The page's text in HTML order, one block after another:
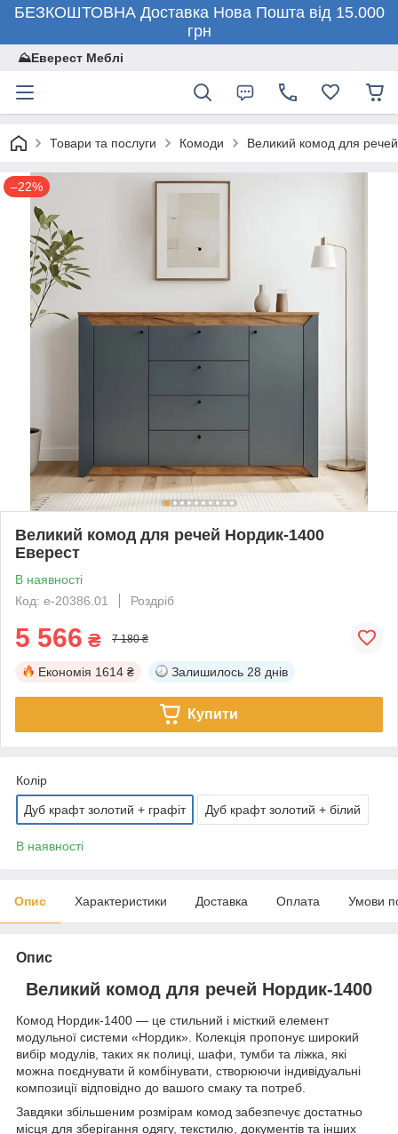
БЕЗКОШТОВНА Доставка Нова Пошта від 15.000
грн
⛰️Еверест Меблі
Товари та послуги Комоди Великий комод для
–22%
Великий комод для речей Нордик-1400
Еверест
В наявності
Код: е-20386.01
Роздріб
5 566 ₴ 7 180 ₴
Економія 1614 ₴ Залишилось 28 днів
Купити
Колір
Дуб крафт золотий + графіт Дуб крафт золотий + білий
В наявності
Опис Характеристики Доставка Оплата Умови
Опис
Великий комод для речей Нордик-1400
Комод Нордик-1400 — це стильний і місткий елемент
модульної системи «Нордик». Колекція пропонує широкий
вибір модулів, таких як полиці, шафи, тумби та ліжка, які
можна поєднувати й комбінувати, створюючи індивідуальні
композиції відповідно до вашого смаку та потреб.
Завдяки збільшеним розмірам комод забезпечує достатньо
місця для зберігання одягу, текстилю, документів та інших